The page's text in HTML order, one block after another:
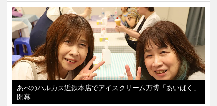
あべのハルカス近鉄本店でアイスクリーム万博「あいぱく」
開幕